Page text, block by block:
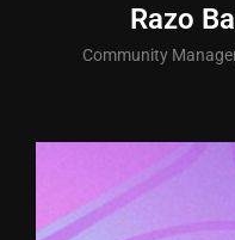
Razo
Community